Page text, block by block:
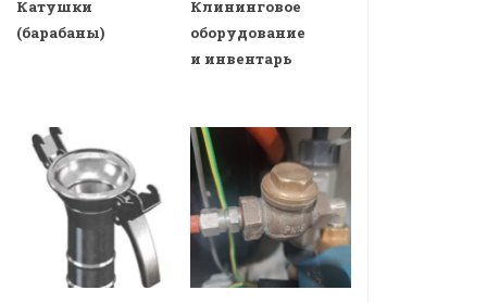
Катушки
(барабаны)
Клининговое
оборудование
и инвентарь